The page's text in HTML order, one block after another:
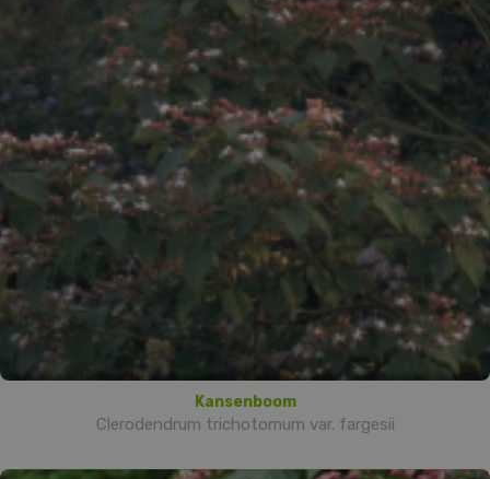
Kansenboom
Clerodendrum trichotomum var. fargesii